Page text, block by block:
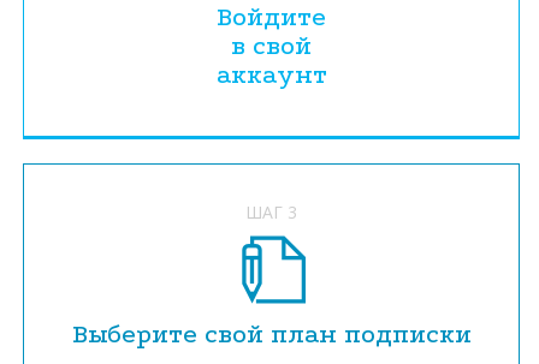
Войдите
в свой
аккаунт
ШАГ 3
Выберите свой план подписки